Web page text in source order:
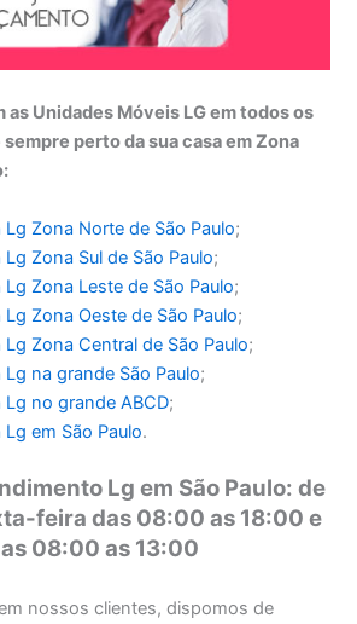
as Unidades Móveis LG em todos os
perto da sua casa em Zona
Zona Norte de São Paulo;
Lg Zona Sul de São Paulo;
Lg Zona Leste de São Paulo;
Lg Zona Oeste de São Paulo;
Lg Zona Central de São Paulo;
Lg na grande São Paulo;
Lg no grande ABCD;
Lg em São Paulo.
Lg em São Paulo: de
feira das 08:00 as 18:00 e
08:00 as 13:00
nossos clientes, dispomos de